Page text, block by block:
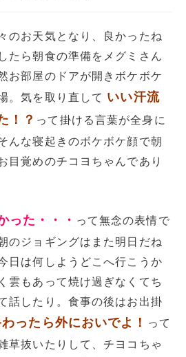
のお天気となり、良かったね
たら朝食の準備をメグミさん
お部屋のドアが開きボケボケ
。気を取り直して いい汗流
！？ って掛ける言葉が全身に
んな寝起きのボケボケ顔で朝
目覚めのチコヨちゃんであり
った・・・ って無念の表情で
のジョギングはまた明日だね
日は何しようどこへ行こうか
雲もあって焼け過ぎなくてち
話したり。食事の後はお出掛
ったら外においでよ！
って
草抜いたりして、チヨコちゃ